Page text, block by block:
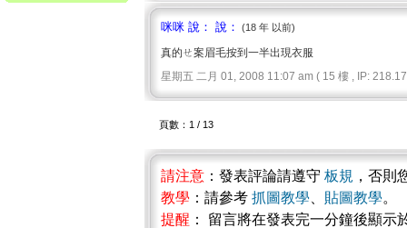
咪咪 說： 說： (18 年 以前)
真的ㄝ案眉毛按到一半出現衣服
星期五 二月 01, 2008 11:07 am ( 15 樓 , IP:
頁數：1 / 13
請注意 ：發表評論請遵守 板規 ，否則
教學 ：請參考 抓圖教學 貼圖教學。
提醒 ： 留言將在發表完一分鐘後顯